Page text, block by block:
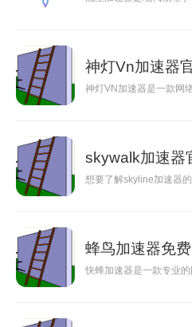
神灯Vn加速器
神灯VN加速器是一款网
skywalk加速器
想要了解skyline加速器
蜂鸟加速器免费
快蜂加速器是一款专业